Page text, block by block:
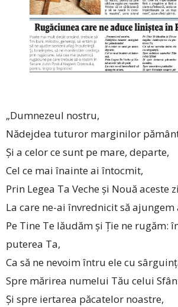
„Dumnezeul nostru,
Nădejdea tuturor marginilor
Și a celor ce sunt pe mare, departe,
Cel ce mai înainte ai întocmit,
Prin Legea Ta Veche și Nouă aceste
La care ne-ai învrednicit să ajungem
Pe Tine Te lăudăm și Ție ne rugăm:
puterea Ta,
Ca să ne nevoim întru ele cu
Spre mărirea numelui Tău celui
Și spre iertarea păcatelor noastre,